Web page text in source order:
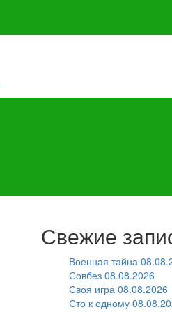
Свежие
Военная тайна
Совбез 08.08.2026
Своя игра 08.08.2026
Сто к одному